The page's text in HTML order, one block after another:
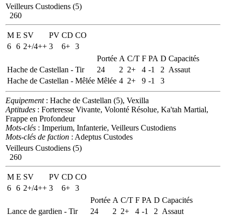
Veilleurs Custodiens (5)
260
M E SV PV CD CO
6 6 2+/4++ 3 6+ 3
Portée A C/T F PA D Capacités
Hache de Castellan - Tir
24 2 2+ 4 -1 2 Assaut
Hache de Castellan - Mêlée Mêlée 4 2+ 9 -1 3
Equipement: Hache de Castellan (5), Vexilla
Aptitudes : Forteresse Vivante, Volonté Résolue, Ka'tah Martial,
Frappe en Profondeur
Mots-clés : Imperium, Infanterie, Veilleurs Custodiens
Mots-clés de faction : Adeptus Custodes
Veilleurs Custodiens (5)
260
M E SV PV CD CO
6 6 2+/4++ 3 6+ 3
Portée A C/T F PA D Capacités
Lance de gardien - Tir
24 2 2+ 4 -1 2 Assaut